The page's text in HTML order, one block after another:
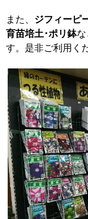
また、 ジフィーピ
育苗培土･ポリ鉢
す。是非ご利用く